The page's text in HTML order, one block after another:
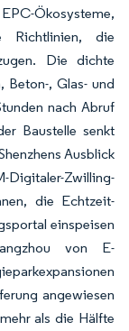
Ökosysteme,
Richtlinien, die
Die dichte
Beton-, Glas- und
nach Abruf
Baustelle senkt
Ausblick
Zwilling-
die Echtzeit-
einspeisen
von E-
angewiesen
als die Hälfte